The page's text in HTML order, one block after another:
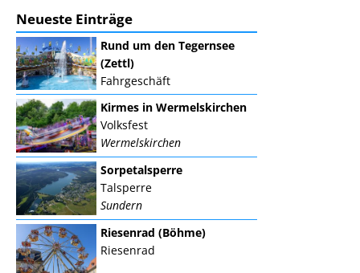
Neueste Einträge
Rund um den Tegernsee
(Zettl)
Fahrgeschäft
Kirmes in Wermelskirchen
Volksfest
Wermelskirchen
Sorpetalsperre
Talsperre
Sundern
Riesenrad (Böhme)
Riesenrad